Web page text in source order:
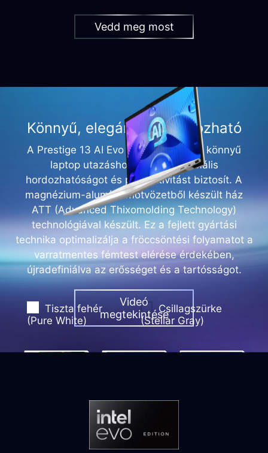
Vedd meg most
Könnyű, elegáns és hordozható
A Prestige 13 AI Evo A1M a tökéletes könnyű
laptop utazáshoz, amely maximális
hordozhatóságot és produktivitást biztosít. A
magnézium-alumíniumötvözetből készült ház
ATT (Advanced Thixomolding Technology)
technológiával készült. Ez a fejlett gyártási
technika optimalizálja a fröccsöntési folyamatot a
varratmentes fémtest elérése érdekében,
újradefiniálva az erősséget és a tartósságot.
Tiszta fehér
(Pure White)
Csillagszürke
(Stellar Gray)
Videó
megtekintése